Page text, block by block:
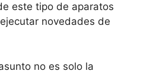
este tipo de aparatos
novedades de
no es solo la